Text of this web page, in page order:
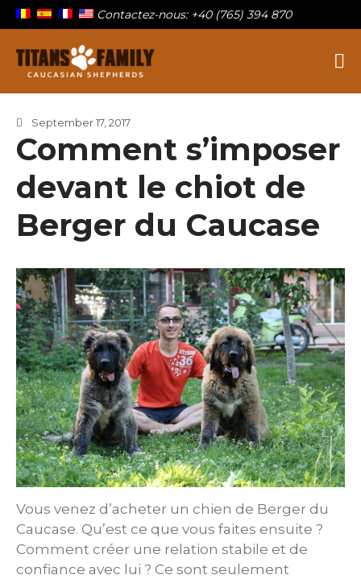
Nos titans
Chiots à vendre
Blog
Contact
Contactez-nous: +40 (765) 394 870
September 17, 2017
Comment s’imposer
devant le chiot de
Berger du Caucase
Vous venez d’acheter un chien de Berger du
Caucase. Qu’est ce que vous faites ensuite ?
Comment créer une relation stabile et de
confiance avec lui ? Ce sont seulement